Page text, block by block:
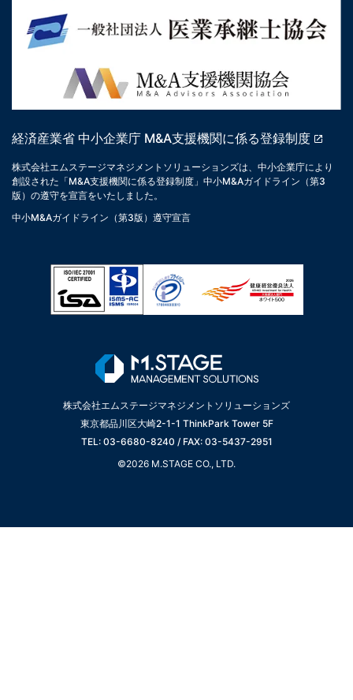
経済産業省 中小企業庁 M&A支援機関に係る登録制度
株式会社エムステージマネジメントソリューションズは、中小企業庁により
創設された「M&A支援機関に係る登録制度」中小M&Aガイドライン（第3
版）の遵守を宣言をいたしました。
中小M&Aガイドライン（第3版）遵守宣言
株式会社エムステージマネジメントソリューションズ
東京都品川区大崎2-1-1 ThinkPark Tower 5F
TEL: 03-6680-8240 / FAX: 03-5437-2951
©2026 M.STAGE CO., LTD.